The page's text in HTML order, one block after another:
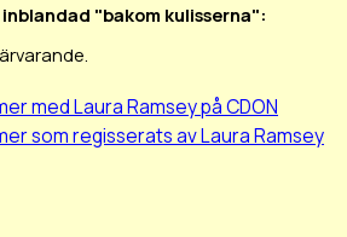
"bakom kulisserna":
med Laura Ramsey på CDON
som regisserats av Laura Ramsey